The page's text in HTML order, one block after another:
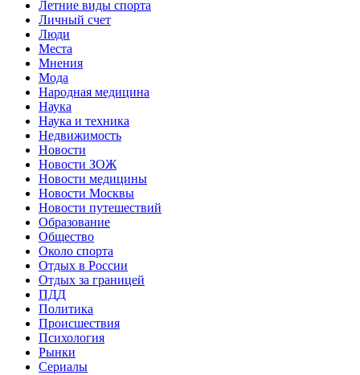
Летние виды спорта
Личный счет
Люди
Места
Мнения
Мода
Народная медицина
Наука
Наука и техника
Недвижимость
Новости
Новости ЗОЖ
Новости медицины
Новости Москвы
Новости путешествий
Образование
Общество
Около спорта
Отдых в России
Отдых за границей
ПДД
Политика
Происшествия
Психология
Рынки
Сериалы